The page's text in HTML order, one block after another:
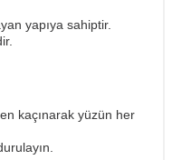
yapıya sahiptir.
kaçınarak yüzün her